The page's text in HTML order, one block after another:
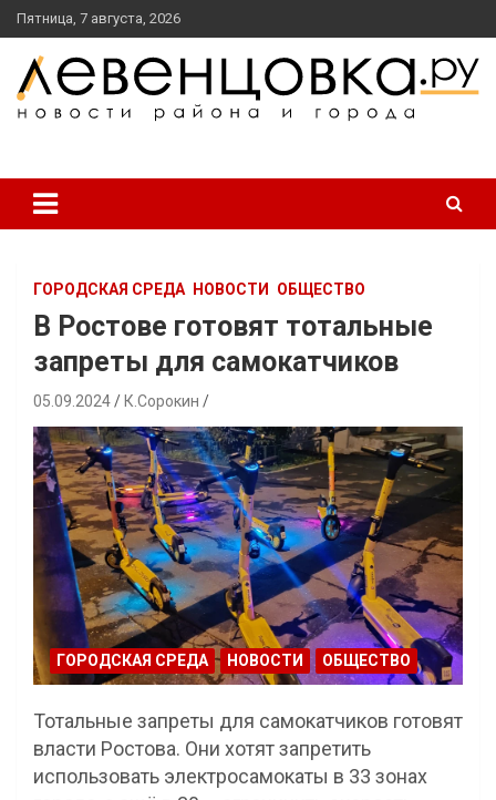
перейти
к
содержанию
Пятница, 7 августа, 2026
ГОРОДСКАЯ СРЕДА НОВОСТИ ОБЩЕСТВО
В Ростове готовят тотальные
запреты для самокатчиков
05.09.2024 К.Сорокин
ГОРОДСКАЯ СРЕДА НОВОСТИ ОБЩЕСТВО
Тотальные запреты для самокатчиков готовят
власти Ростова. Они хотят запретить
использовать электросамокаты в 33 зонах